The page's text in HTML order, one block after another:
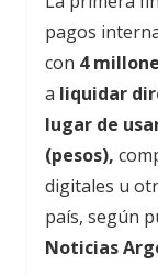
pagos
con 4
a liquidar
lugar de
(pesos),
digitales u
país, según
Noticias